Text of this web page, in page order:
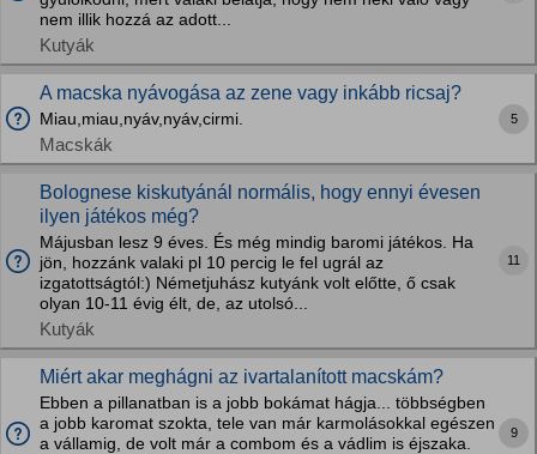
nem illik hozzá az adott...
Kutyák
A macska nyávogása az zene vagy inkább ricsaj?
Miau,miau,nyáv,nyáv,cirmi.
Macskák
5
Bolognese kiskutyánál normális, hogy ennyi évesen
ilyen játékos még?
Májusban lesz 9 éves. És még mindig baromi játékos. Ha
jön, hozzánk valaki pl 10 percig le fel ugrál az
izgatottságtól:) Németjuhász kutyánk volt előtte, ő csak
olyan 10-11 évig élt, de, az utolsó...
Kutyák
11
Miért akar meghágni az ivartalanított macskám?
Ebben a pillanatban is a jobb bokámat hágja... többségben
a jobb karomat szokta, tele van már karmolásokkal egészen
a vállamig, de volt már a combom és a vádlim is éjszaka.
9